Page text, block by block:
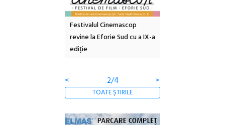
Festivalul Cinemascop
revine la Eforie Sud cu a IX-a
ediție
<
2/4 >
TOATE ȘTIRILE